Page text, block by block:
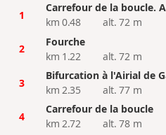
1
Carrefour de la boucle.
km 0.48
alt. 72 m
2
Fourche
km 1.22
alt. 72 m
3
Bifurcation à l'Airial de
km 2.35
alt. 77 m
4
Carrefour de la boucle
km 2.72
alt. 78 m